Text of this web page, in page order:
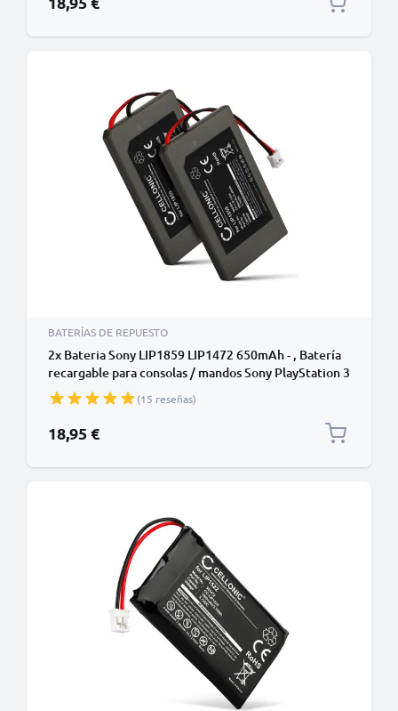
BATERÍAS DE REPUESTO
2x Bateria Sony LIP1859 LIP1472 650mAh - , Batería
recargable para consolas / mandos Sony PlayStation 3
SIXAXIS Controller (PS3 SIXAXIS
CECHZC1E,CECHZC1H,CECHZC1J,CECHZC1U)
(15 reseñas)
18,95 €